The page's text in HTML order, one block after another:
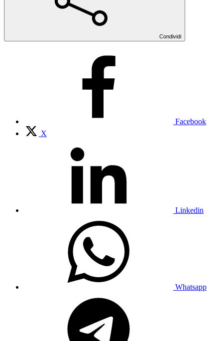
Condividi
Facebook
X
Linkedin
Whatsapp